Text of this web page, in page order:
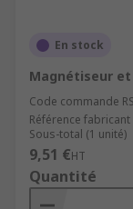
En stock
Magnétiseur
Code commande RS
Référence fabricant
Sous-total (1 unité)
9,51 €HT
Quantité